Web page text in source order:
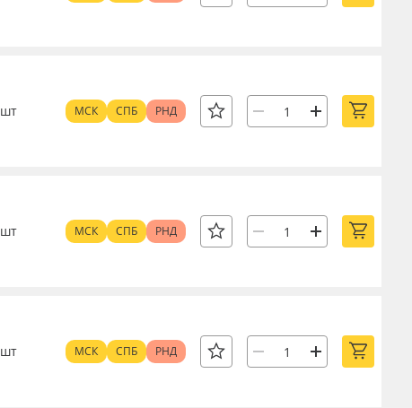
шт МСК СПБ РНД
шт МСК СПБ РНД
шт МСК СПБ РНД